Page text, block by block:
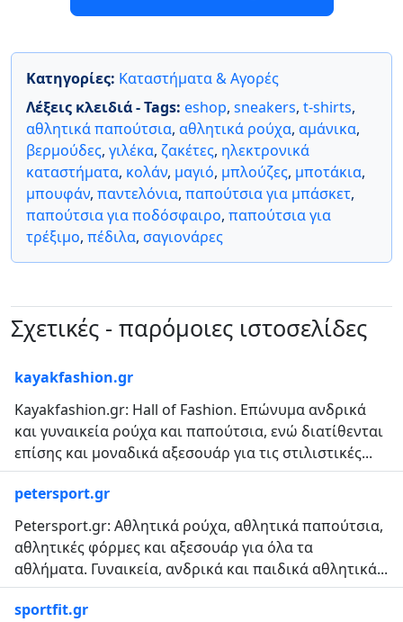
Κατηγορίες: Καταστήματα & Αγορές
Λέξεις κλειδιά - Tags: eshop, sneakers, t-shirts,
αθλητικά παπούτσια, αθλητικά ρούχα, αμάνικα,
βερμούδες, γιλέκα, ζακέτες, ηλεκτρονικά
καταστήματα, κολάν, μαγιό, μπλούζες, μποτάκια,
μπουφάν, παντελόνια, παπούτσια για μπάσκετ,
παπούτσια για ποδόσφαιρο, παπούτσια για
τρέξιμο, πέδιλα, σαγιονάρες
Σχετικές - παρόμοιες ιστοσελίδες
kayakfashion.gr
Kayakfashion.gr: Hall of Fashion. Επώνυμα ανδρικά
και γυναικεία ρούχα και παπούτσια, ενώ διατίθενται
επίσης και μοναδικά αξεσουάρ για τις στιλιστικές...
petersport.gr
Petersport.gr: Αθλητικά ρούχα, αθλητικά παπούτσια,
αθλητικές φόρμες και αξεσουάρ για όλα τα
αθλήματα. Γυναικεία, ανδρικά και παιδικά αθλητικά...
sportfit.gr